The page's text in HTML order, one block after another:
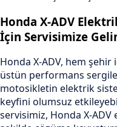
Honda X-ADV
İçin Servisimize
Honda X-ADV, hem
üstün performans
motosikletin elektrik
keyfini olumsuz
servisimiz, Honda X-ADV